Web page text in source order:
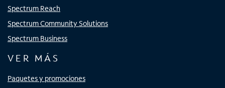
Spectrum Reach
Spectrum Community Solutions
Spectrum Business
VER MÁS
Paquetes y promociones